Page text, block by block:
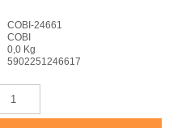
COBI-24661
COBI
0,0 Kg
5902251246617